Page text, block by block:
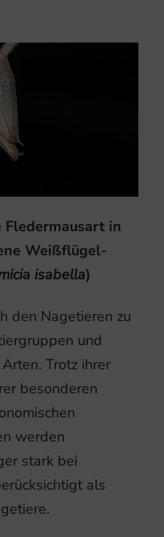
Fledermausart in
Weißflügel-
isabella)
den Nagetieren zu
und
Trotz ihrer
besonderen
werden
stark bei
als